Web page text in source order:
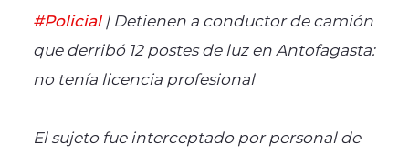
#Policial| Detienen a conductor de camión
que derribó 12 postes de luz en Antofagasta:
no tenía licencia profesional
El sujeto fue interceptado por personal de